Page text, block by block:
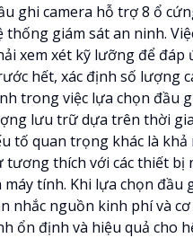
ghi camera hỗ trợ 8 ổ
thống giám sát an ninh.
xem xét kỹ lưỡng để đáp
hết, xác định số lượng
trong việc lựa chọn đầu
lưu trữ dựa trên thời
tố quan trọng khác là
tương thích với các thiết bị
máy tính. Khi lựa chọn đầu
nhắc nguồn kinh phí và
ổn định và hiệu quả cho